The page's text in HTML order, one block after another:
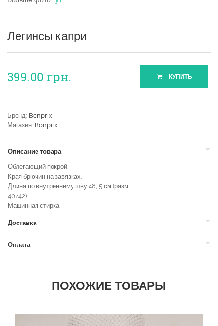
Легинсы капри
399.00 грн. КУПИТЬ
Бренд: Bonprix
Магазин: Bonprix
Описание товара
Облегающий покрой.
Края брючин на завязках.
Длина по внутреннему шву 48, 5 см (разм.
40/42).
Машинная стирка.
Доставка
Оплата
ПОХОЖИЕ ТОВАРЫ